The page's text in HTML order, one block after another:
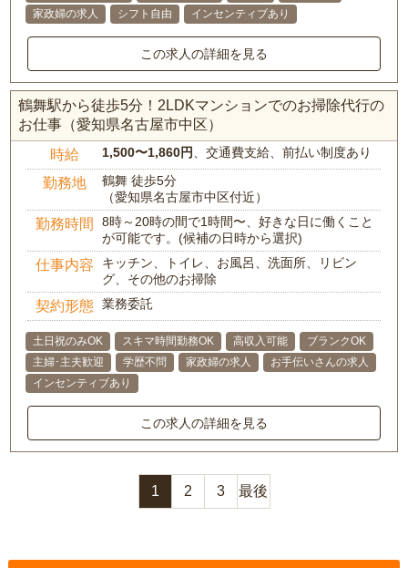
家政婦の求人
シフト自由 インセンティブあり
この求人の詳細を見る
鶴舞駅から徒歩5分！2LDKマンションでのお掃除代行の
お仕事（愛知県名古屋市中区）
時給 1,500〜1,860円 、交通費支給、前払い制度あり
勤務地
鶴舞 徒歩5分
（愛知県名古屋市中区付近）
勤務時間
8時～20時の間で1時間〜、好きな日に働くこと
が可能です。(候補の日時から選択)
仕事内容
キッチン、トイレ、お風呂、洗面所、リビン
グ、その他のお掃除
契約形態 業務委託
土日祝のみOK スキマ時間勤務OK 高収入可能
ブランクOK
主婦･主夫歓迎
学歴不問 家政婦の求人
お手伝いさんの求人
インセンティブあり
この求人の詳細を見る
1 2 3 最後